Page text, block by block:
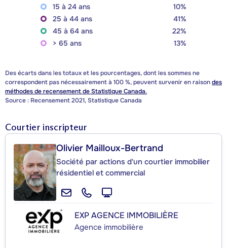
15 à 24 ans
10%
25 à 44 ans
41%
45 à 64 ans
22%
> 65 ans
13%
Des écarts dans les totaux et les pourcentages, dont les sommes ne
correspondent pas nécessairement à 100 %, peuvent survenir en raisondes
méthodes de recensement de Statistique Canada.
Source : Recensement 2021, Statistique Canada
Courtier inscripteur
Olivier Mailloux-Bertrand
Société par actions d'un courtier immobilier
résidentiel et commercial
EXP AGENCE IMMOBILIÈRE
Agence immobilière